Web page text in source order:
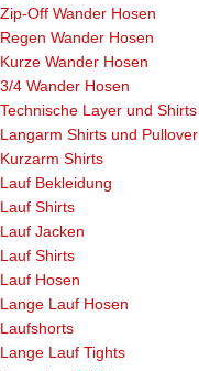
Zip-Off Wander Hosen
Regen Wander Hosen
Kurze Wander Hosen
3/4 Wander Hosen
Technische Layer und Shirts
Langarm Shirts und Pullover
Kurzarm Shirts
Lauf Bekleidung
Lauf Shirts
Lauf Jacken
Lauf Shirts
Lauf Hosen
Lange Lauf Hosen
Laufshorts
Lange Lauf Tights